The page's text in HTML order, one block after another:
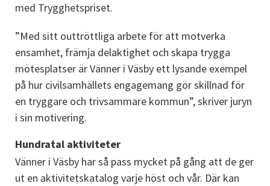
med Trygghetspriset.
”Med sitt outtröttliga arbete för att motverka
ensamhet, främja delaktighet och skapa trygga
mötesplatser är Vänner i Väsby ett lysande exempel
på hur civilsamhällets engagemang gör skillnad för
en tryggare och trivsammare kommun”, skriver juryn
i sin motivering.
Hundratal aktiviteter
Vänner i Väsby har så pass mycket på gång att de ger
ut en aktivitetskatalog varje höst och vår. Där kan